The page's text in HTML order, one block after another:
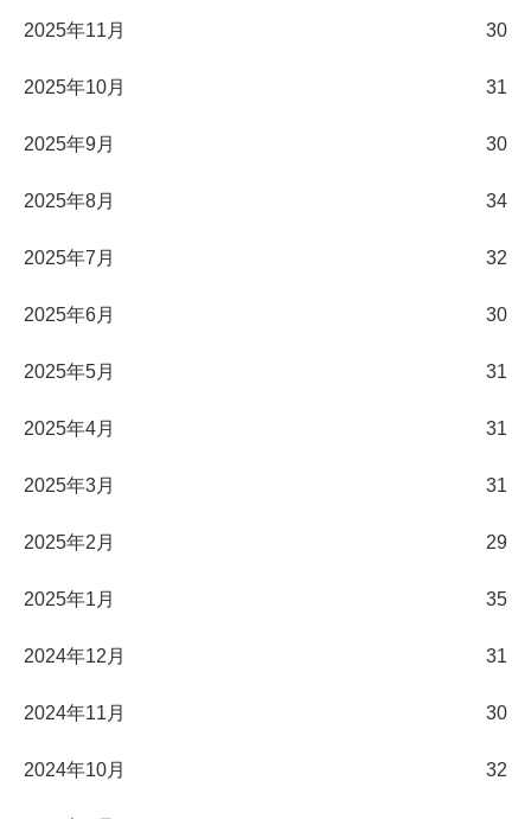
2025年11月 30
2025年10月 31
2025年9月 30
2025年8月 34
2025年7月 32
2025年6月 30
2025年5月 31
2025年4月 31
2025年3月 31
2025年2月 29
2025年1月 35
2024年12月 31
2024年11月 30
2024年10月 32